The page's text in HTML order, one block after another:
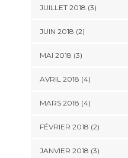
JUILLET 2018 (3)
JUIN 2018 (2)
MAI 2018 (3)
AVRIL 2018 (4)
MARS 2018 (4)
FÉVRIER 2018 (2)
JANVIER 2018 (3)